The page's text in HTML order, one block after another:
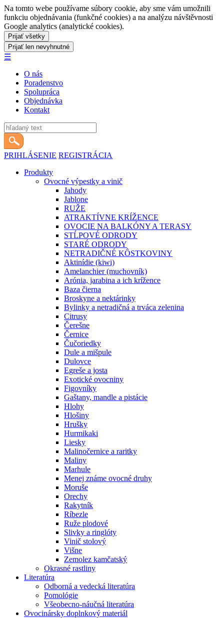
Na tomto webe používame súbory cookie, aby sme vám umožnili
funkciu objednávania (funkčné cookies) a na analýzu návštěvnosti
Google analytics (analytické cookies).
☰
O nás
Poradenstvo
Spolupráca
Objednávka
Kontakt
PRIHLÁSENIE REGISTRÁCIA
Produkty
Ovocné výpestky a vinič
Jahody
Jablone
RUŽE
ATRAKTÍVNE KRÍŽENCE
OVOCIE NA BALKÓNY A TERASY
STĹPOVÉ ODRODY
STARÉ ODRODY
NETRADIČNÉ KÔSTKOVINY
Aktinídie (kiwi)
Amelanchier (muchovník)
Arónia, jarabina a ich krížence
Baza čierna
Broskyne a nektárinky
Bylinky a netradičná a trváca zelenina
Citrusy
Čerešne
Černice
Čučoriedky
Dule a mišpule
Dulovce
Egreše a josta
Exotické ovocniny
Figovníky
Gaštany, mandle a pistácie
Hlohy
Hlošiny
Hrušky
Hurmikaki
Liesky
Malinočernice a raritky
Maliny
Marhule
Menej známe ovocné druhy
Moruše
Orechy
Rakytník
Ríbezle
Ruže plodové
Slivky a ringlóty
Vinič stolový
Višne
Zemolez kamčatský
Okrasné rastliny
Literatúra
Odborná a vedecká literatúra
Pomológie
Všeobecno-náučná literatúra
Ovocinársky doplnkový materiál